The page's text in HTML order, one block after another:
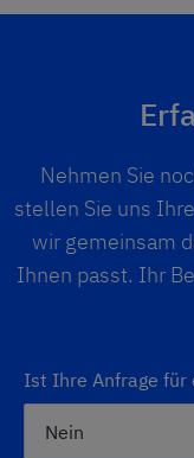
Nehmen Sie
stellen Sie uns
wir gemeinsam
Ihnen passt. Ihr
Ist Ihre Anfrage für